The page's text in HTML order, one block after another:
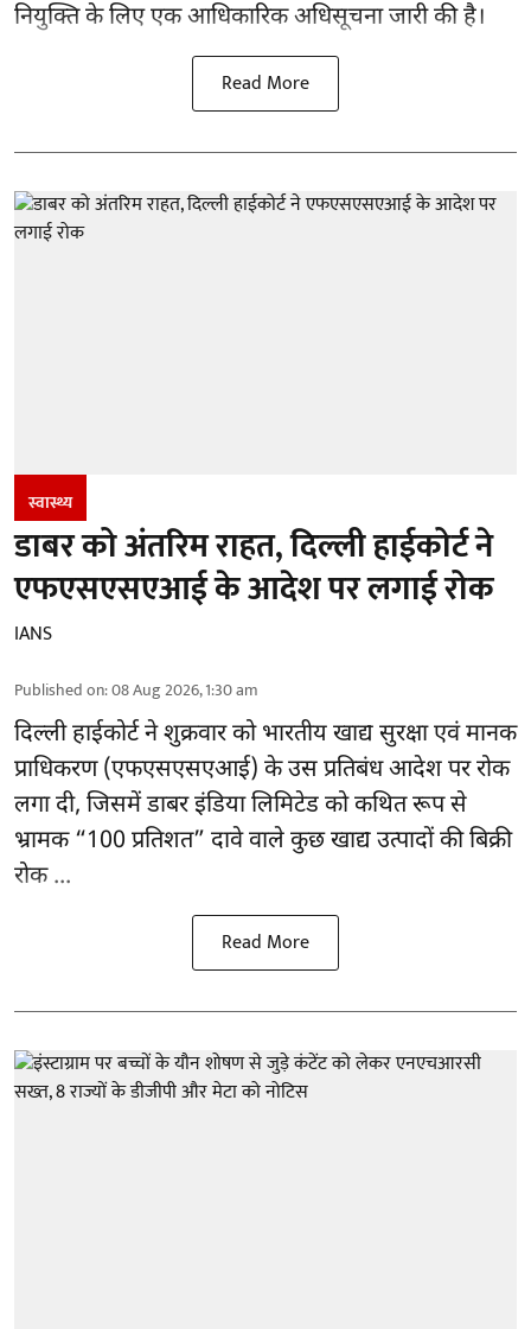
नियुक्ति के लिए एक आधिकारिक अधिसूचना जारी की है।
Read More
स्वास्थ्य
डाबर को अंतरिम राहत, दिल्ली हाईकोर्ट ने
एफएसएसएआई के आदेश पर लगाई रोक
IANS
Published on:08 Aug 2026, 1:30 am
दिल्ली हाईकोर्ट ने शुक्रवार को भारतीय खाद्य सुरक्षा एवं मानक
प्राधिकरण(एफएसएसएआई) के उस प्रतिबंध आदेश पर रोक
लगा दी, जिसमें डाबर इंडिया लिमिटेड को कथित रूप से
भ्रामक “100 प्रतिशत” दावे वाले कुछ खाद्य उत्पादों की बिक्री
रोक ...
Read More